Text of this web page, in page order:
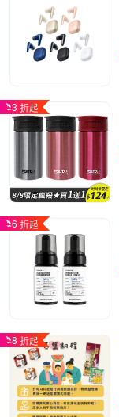
3 折起
6 折起
8 折起